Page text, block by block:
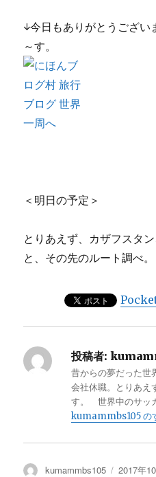
↓今日もありがとうござ
～す。
＜明日の予定＞
とりあえず、カザフスタ
と、その先のルート調べ。
投稿者:
昔からの夢だった世
会社休職。とりあえ
す。 世界中のサッ
kumammbs105 の
投
kumammbs105
投
2017年